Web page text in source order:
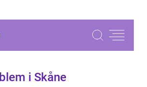
i Skåne